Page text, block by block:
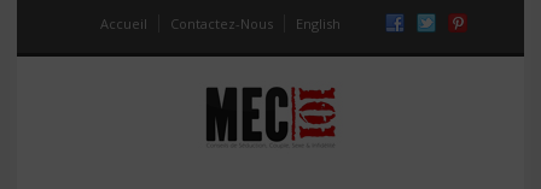
Accueil Contactez-Nous English